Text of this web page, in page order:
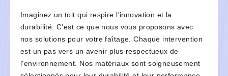
Imaginez un toit qui respire l'innovation et la
durabilité. C'est ce que nous vous proposons avec
nos solutions pour votre faîtage. Chaque intervention
est un pas vers un avenir plus respectueux de
l'environnement. Nos matériaux sont soigneusement